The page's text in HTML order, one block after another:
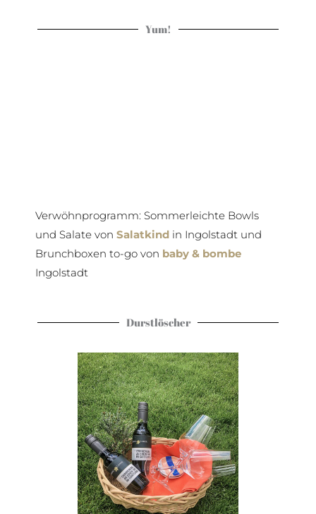
Yum!
Verwöhnprogramm: Sommerleichte Bowls
und Salate von Salatkind in Ingolstadt und
Brunchboxen to-go von baby & bombe
Ingolstadt
Durstlöscher